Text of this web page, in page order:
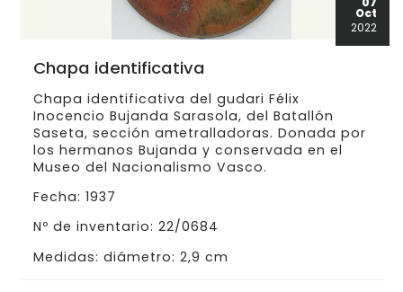
Oct
2022
Chapa identificativa
Chapa identificativa del gudari Félix
Inocencio Bujanda Sarasola, del Batallón
Saseta, sección ametralladoras. Donada por
los hermanos Bujanda y conservada en el
Museo del Nacionalismo Vasco.
Fecha: 1937
Nº de inventario: 22/0684
Medidas: diámetro: 2,9 cm